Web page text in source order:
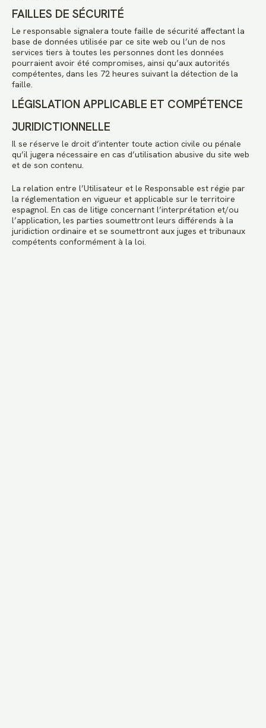
FAILLES DE SÉCURITÉ
Le responsable signalera toute faille de sécurité affectant la
base de données utilisée par ce site web ou l’un de nos
services tiers à toutes les personnes dont les données
pourraient avoir été compromises, ainsi qu’aux autorités
compétentes, dans les 72 heures suivant la détection de la
faille.
LÉGISLATION APPLICABLE ET COMPÉTENCE
JURIDICTIONNELLE
Il se réserve le droit d’intenter toute action civile ou pénale
qu’il jugera nécessaire en cas d’utilisation abusive du site web
et de son contenu.
La relation entre l’Utilisateur et le Responsable est régie par
la réglementation en vigueur et applicable sur le territoire
espagnol. En cas de litige concernant l’interprétation et/ou
l’application, les parties soumettront leurs différends à la
juridiction ordinaire et se soumettront aux juges et tribunaux
compétents conformément à la loi.